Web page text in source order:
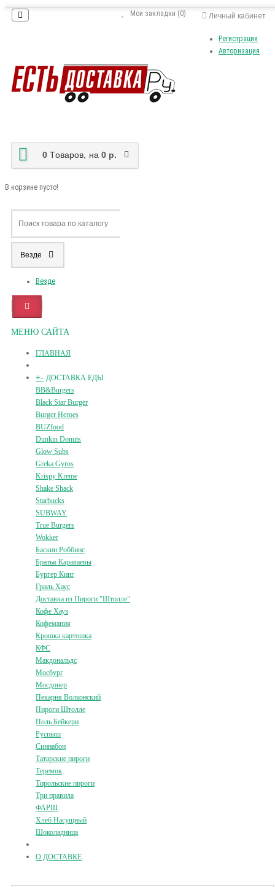
Личный кабинет
Регистрация
Авторизация
Мои закладки (0)
0 Tоваров, на 0 р.
В корзине пусто!
Везде
Везде
МЕНЮ САЙТА
ГЛАВНАЯ
+- ДОСТАВКА ЕДЫ
BB&Burgers
Black Star Burger
Burger Heroes
BUZfood
Dunkin Donuts
Glow Subs
Greka Gyros
Krispy Kreme
Shake Shack
Starbucks
SUBWAY
True Burgers
Wokker
Баскин Роббинс
Братья Караваевы
Бургер Кинг
Гриль Хаус
Доставка из Пироги "Штолле"
Кофе Хауз
Кофемания
Крошка картошка
КФС
Макдональдс
Мосбург
Мосдонер
Пекарня Волконский
Пироги Штолле
Поль Бейкери
Руспыш
Синнабон
Татарские пироги
Теремок
Тирольские пироги
Три правила
ФАРШ
Хлеб Насущный
Шоколадница
О ДОСТАВКЕ